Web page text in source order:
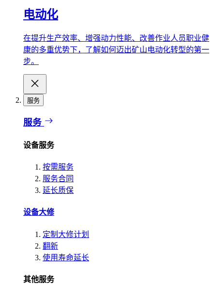
电动化
在提升生产效率、增强动力性能、改善作业人员职业健
康的多重优势下，了解如何迈出矿山电动化转型的第一
步。
服务
服务
设备服务
按需服务
服务合同
延长质保
设备大修
定制大修计划
翻新
使用寿命延长
其他服务